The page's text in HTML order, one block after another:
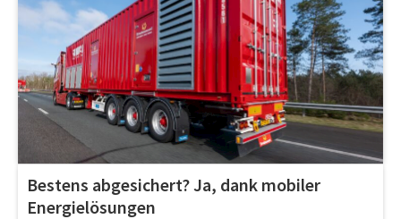
Bestens abgesichert? Ja, dank mobiler
Energielösungen